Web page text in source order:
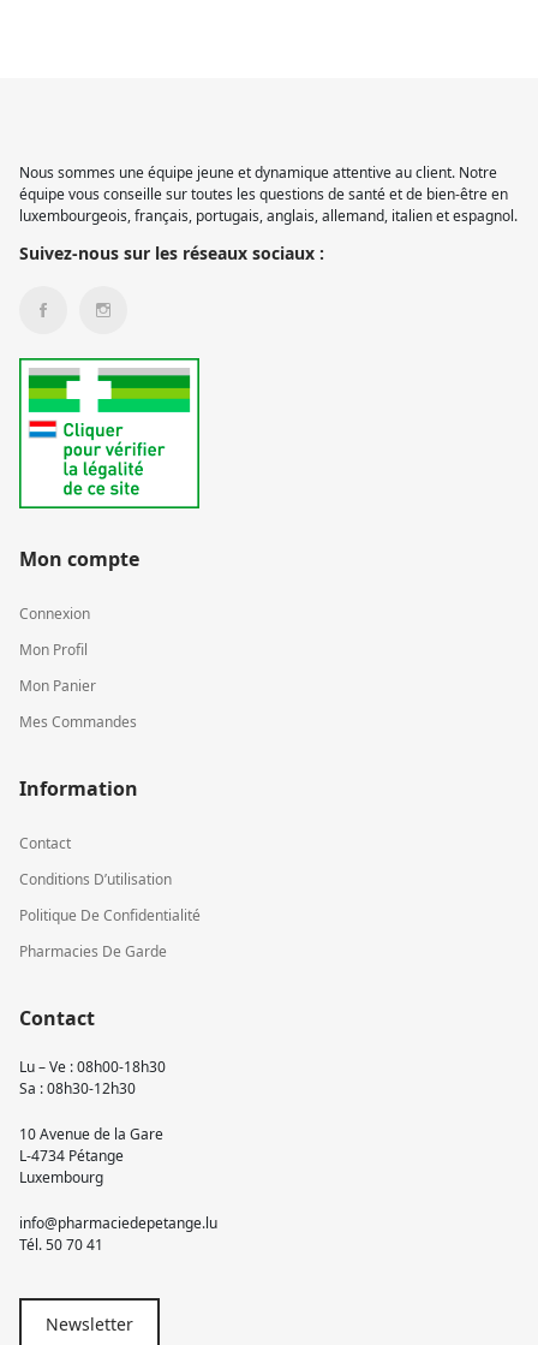
Nous sommes une équipe jeune et dynamique attentive au client. Notre
équipe vous conseille sur toutes les questions de santé et de bien-être en
luxembourgeois, français, portugais, anglais, allemand, italien et espagnol.
Suivez-nous sur les réseaux sociaux :
Mon compte
Connexion
Mon Profil
Mon Panier
Mes Commandes
Information
Contact
Conditions D’utilisation
Politique De Confidentialité
Pharmacies De Garde
Contact
Lu – Ve : 08h00-18h30
Sa : 08h30-12h30
10 Avenue de la Gare
L-4734 Pétange
Luxembourg
info@pharmaciedepetange.lu
Tél.50 70 41
Newsletter